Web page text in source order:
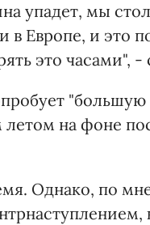
упадет, мы
в Европе, и это
это часами", -
"большую
на фоне
Однако, по